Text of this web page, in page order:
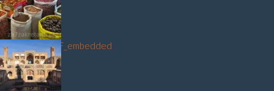
DSC_3522_NEF_embedded